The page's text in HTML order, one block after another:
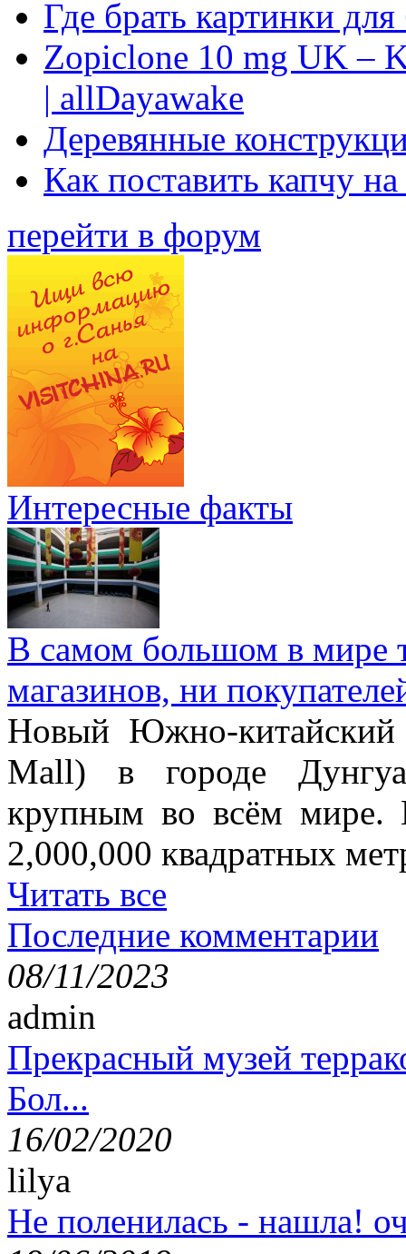
Где брать картинки
Zopiclone 10 mg UK –
| allDayawake
Деревянные
Как поставить капчу
перейти в форум
Интересные факты
В самом большом в мире
магазинов, ни
Новый Южно-
Mall) в городе
крупным во всём мире.
2,000,000 квадратных
Читать все
Последние комментарии
08/11/2023
admin
Прекрасный музей
Бол...
16/02/2020
lilya
Не поленилась - нашла!